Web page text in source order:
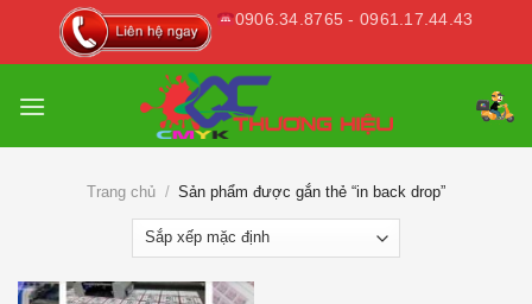
0906.34.8765 - 0961.17.44.43
Trang chủ / Sản phẩm được gắn thẻ “in back drop”